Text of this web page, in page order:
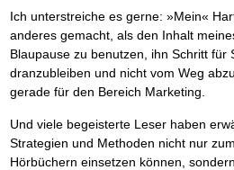
Ich unterstreiche es gerne: »Mein«
anderes gemacht, als den Inhalt
Blaupause zu benutzen, ihn Schritt für
dranzubleiben und nicht vom Weg
gerade für den Bereich Marketing.
Und viele begeisterte Leser haben
Strategien und Methoden nicht nur
Hörbüchern einsetzen können,